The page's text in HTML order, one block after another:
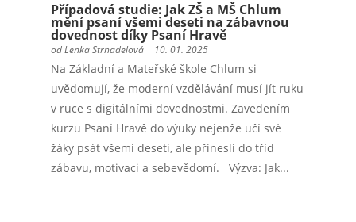
Případová studie: Jak ZŠ a MŠ Chlum
mění psaní všemi deseti na zábavnou
dovednost díky Psaní Hravě
odLenka Strnadelová| 10. 01. 2025
Na Základní a Mateřské škole Chlum si
uvědomují, že moderní vzdělávání musí jít ruku
v ruce s digitálními dovednostmi. Zavedením
kurzu Psaní Hravě do výuky nejenže učí své
žáky psát všemi deseti, ale přinesli do tříd
zábavu, motivaci a sebevědomí. Výzva: Jak...